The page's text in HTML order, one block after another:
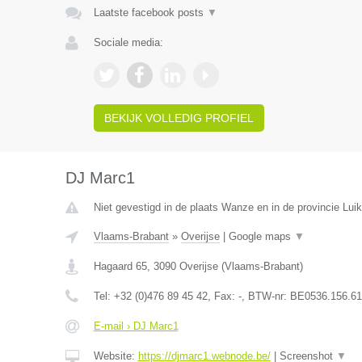
Laatste facebook posts ▼
Sociale media:
BEKIJK VOLLEDIG PROFIEL
DJ Marc1
Niet gevestigd in de plaats Wanze en in de provincie
Vlaams-Brabant» Overijse| Google maps ▼
Hagaard 65, 3090 Overijse(Vlaams-Brabant)
Tel: +32 (0)476 89 45 42, Fax: -, BTW-nr:
E-mail › DJ Marc1
Website: https://djmarc1.webnode.be/| Screenshot ▼